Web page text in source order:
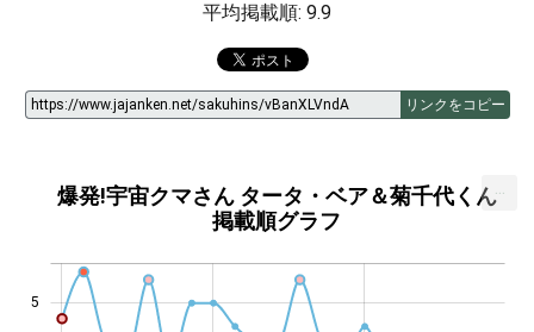
平均掲載順: 9.9
リンクをコピー
爆発!宇宙クマさん タータ・ベア＆菊千代くん
掲載順グラフ
5
...